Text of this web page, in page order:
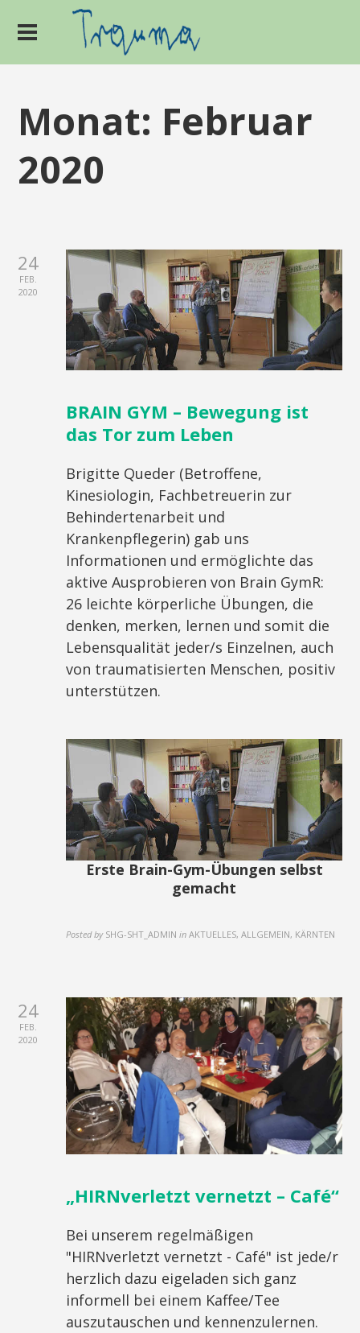
Monat: Februar
2020
24
FEB.
2020
BRAIN GYM – Bewegung ist
das Tor zum Leben
Brigitte Queder (Betroffene,
Kinesiologin, Fachbetreuerin zur
Behindertenarbeit und
Krankenpflegerin) gab uns
Informationen und ermöglichte das
aktive Ausprobieren von Brain GymR:
26 leichte körperliche Übungen, die
denken, merken, lernen und somit die
Lebensqualität jeder/s Einzelnen, auch
von traumatisierten Menschen, positiv
unterstützen.
Erste Brain-Gym-Übungen selbst
gemacht
Posted by SHG-SHT_ADMIN in AKTUELLES, ALLGEMEIN, KÄRNTEN
24
FEB.
2020
„HIRNverletzt vernetzt – Café“
Bei unserem regelmäßigen
"HIRNverletzt vernetzt - Café" ist jede/r
herzlich dazu eigeladen sich ganz
informell bei einem Kaffee/Tee
auszutauschen und kennenzulernen.